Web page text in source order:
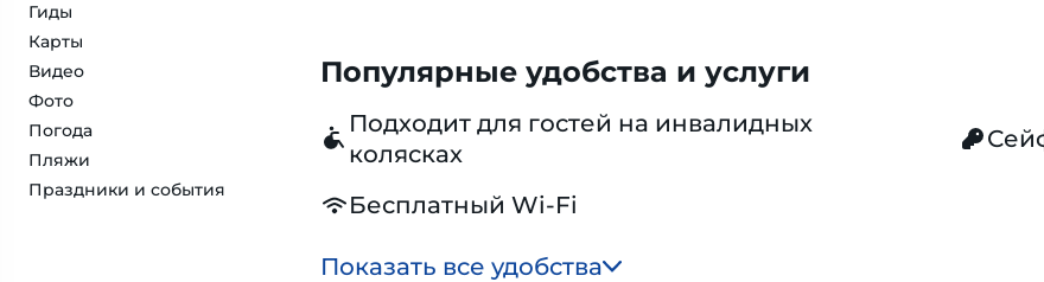
Гиды
Карты
Видео
Фото
Погода
Пляжи
Праздники и события
Популярные удобства и услуги
Подходит для гостей на инвалидных
колясках
Бесплатный Wi-Fi
Показать все удобства